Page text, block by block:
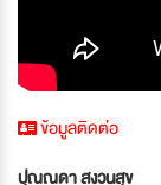
ข้อมูลติดต่อ
ปุณณดา สงวนสุข